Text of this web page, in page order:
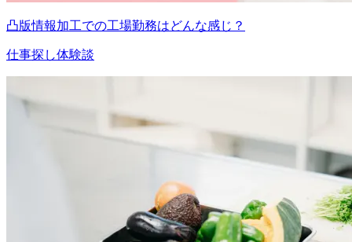
凸版情報加工での工場勤務はどんな感じ？
仕事探し体験談